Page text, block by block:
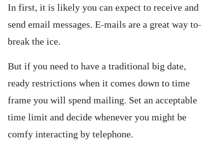
In first, it is likely you can expect to receive and
send email messages. E-mails are a great way to-
break the ice.
But if you need to have a traditional big date,
ready restrictions when it comes down to time
frame you will spend mailing. Set an acceptable
time limit and decide whenever you might be
comfy interacting by telephone.